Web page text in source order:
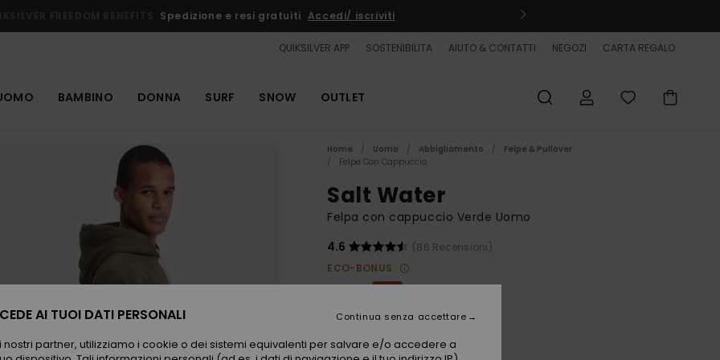
FREEDOM BENEFITS Spedizione e resi gratuiti Accedi/ iscriviti
QUIKSILVER APP SOSTENIBILITA AIUTO & CONTATTI NEGOZI CARTA REGALO
BAMBINO DONNA SURF SNOW OUTLET
Home Uomo Abbigliamento
Felpe & Pullover
Felpe Con Cappuccio
Salt Water
Felpa con cappuccio Verde Uomo
4.6
(86 Recensioni)
ECO-BONUS
60,00 €
40%
36,00 €
AI TUOI DATI PERSONALI
partner, utilizziamo i cookie o dei sistemi equivalenti per salvare e/o accedere a
Continua senza accettare